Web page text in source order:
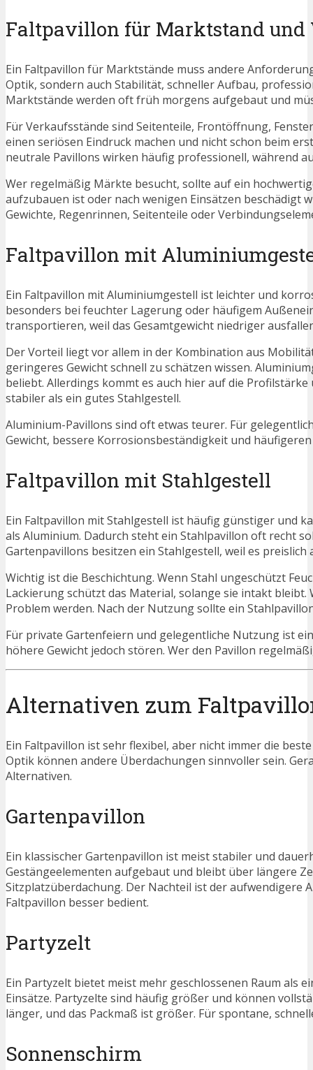
Faltpavillon für Marktstand und
Ein Faltpavillon für Marktstände muss andere
Optik, sondern auch Stabilität, schneller Aufbau,
Marktstände werden oft früh morgens aufgebaut und
Für Verkaufsstände sind Seitenteile, Frontöffnung,
einen seriösen Eindruck machen und nicht schon beim
neutrale Pavillons wirken häufig professionell, während
Wer regelmäßig Märkte besucht, sollte auf ein
aufzubauen ist oder nach wenigen Einsätzen beschädigt
Gewichte, Regenrinnen, Seitenteile oder
Faltpavillon mit
Ein Faltpavillon mit Aluminiumgestell ist leichter und
besonders bei feuchter Lagerung oder häufigem
transportieren, weil das Gesamtgewicht niedriger
Der Vorteil liegt vor allem in der Kombination aus
geringeres Gewicht schnell zu schätzen wissen.
beliebt. Allerdings kommt es auch hier auf die
stabiler als ein gutes Stahlgestell.
Aluminium-Pavillons sind oft etwas teurer. Für
Gewicht, bessere Korrosionsbeständigkeit und
Faltpavillon mit Stahlgestell
Ein Faltpavillon mit Stahlgestell ist häufig günstiger und
als Aluminium. Dadurch steht ein Stahlpavillon oft recht
Gartenpavillons besitzen ein Stahlgestell, weil es preislich
Wichtig ist die Beschichtung. Wenn Stahl ungeschützt
Lackierung schützt das Material, solange sie intakt
Problem werden. Nach der Nutzung sollte ein
Für private Gartenfeiern und gelegentliche Nutzung ist
höhere Gewicht jedoch stören. Wer den Pavillon
Alternativen zum
Ein Faltpavillon ist sehr flexibel, aber nicht immer die
Optik können andere Überdachungen sinnvoller sein.
Alternativen.
Gartenpavillon
Ein klassischer Gartenpavillon ist meist stabiler und
Gestängeelementen aufgebaut und bleibt über längere
Sitzplatzüberdachung. Der Nachteil ist der aufwendigere
Faltpavillon besser bedient.
Partyzelt
Ein Partyzelt bietet meist mehr geschlossenen Raum als
Einsätze. Partyzelte sind häufig größer und können
länger, und das Packmaß ist größer. Für spontane,
Sonnenschirm